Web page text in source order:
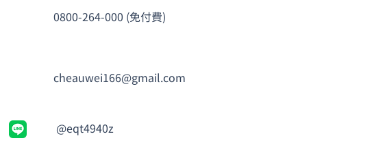
0800-264-000 (免付費)
cheauwei166@gmail.com
@eqt4940z